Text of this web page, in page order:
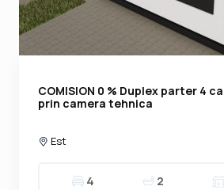
COMISION 0 % Duplex parter 4
prin camera tehnica
Est
4 2